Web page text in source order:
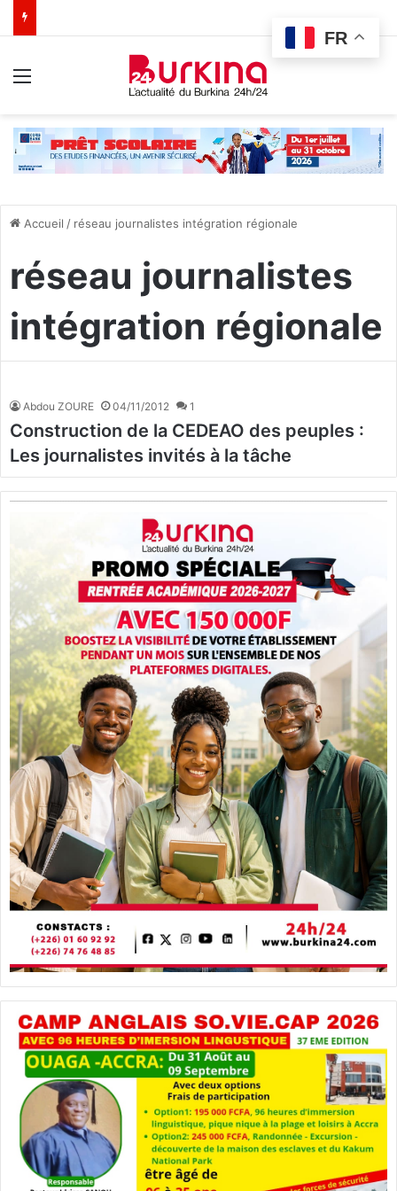
Accueil / réseau journalistes intégration régionale
réseau journalistes
intégration régionale
Abdou ZOURE 04/11/2012 1
Construction de la CEDEAO des peuples :
Les journalistes invités à la tâche
FR